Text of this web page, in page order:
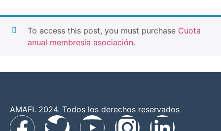
To access this post, you must purchase Cuota
anual membresía asociación.
AMAFI. 2024. Todos los derechos reservados